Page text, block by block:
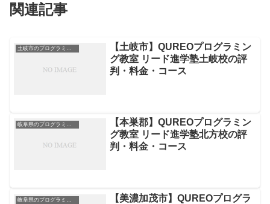
関連記事
土岐市のプログラミング教室
【土岐市】QUREOプログラミン
グ教室 リード進学塾土岐校の評
判・料金・コース
【本巣郡】QUREOプログラミン
グ教室 リード進学塾北方校の評
判・料金・コース
【美濃加茂市】QUREOプログラ